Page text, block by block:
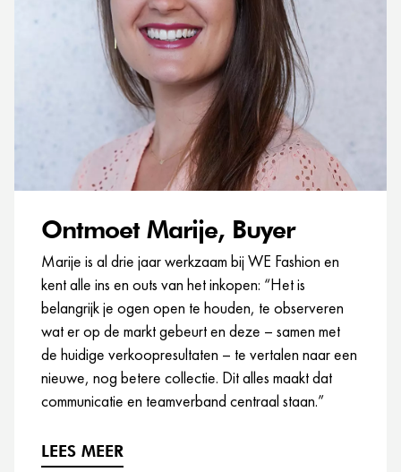
Ontmoet Marije, Buyer
Marije is al drie jaar werkzaam bij WE Fashion en
kent alle ins en outs van het inkopen: “Het is
belangrijk je ogen open te houden, te observeren
wat er op de markt gebeurt en deze – samen met
de huidige verkoopresultaten – te vertalen naar een
nieuwe, nog betere collectie. Dit alles maakt dat
communicatie en teamverband centraal staan.”
LEES MEER